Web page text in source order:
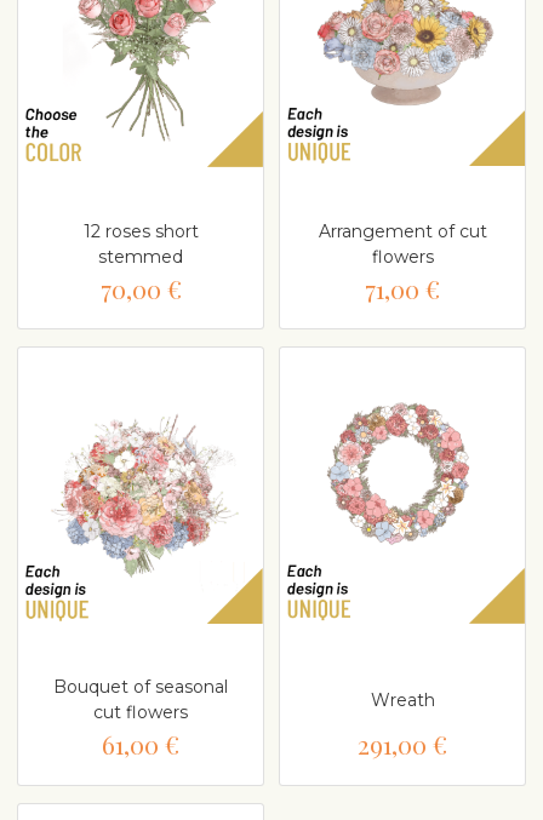
12 roses short
stemmed
70,00 €
Arrangement of cut
flowers
71,00 €
Bouquet of seasonal
cut flowers
61,00 €
Wreath
291,00 €